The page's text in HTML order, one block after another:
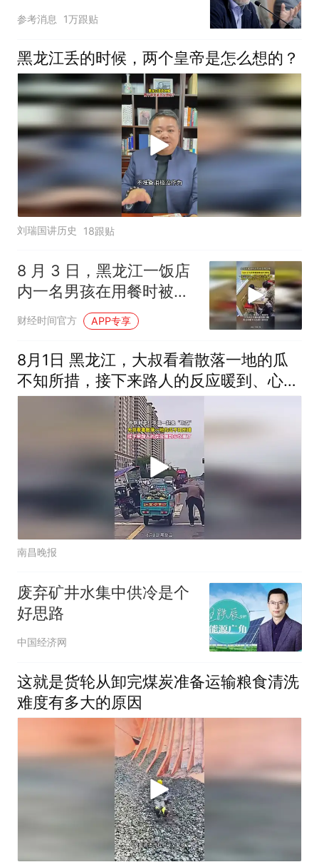
难"
参考消息 1万跟贴
黑龙江丢的时候，两个皇帝是怎么想的？
刘瑞国讲历史 18跟贴
8 月 3 日，黑龙江一饭店
内一名男孩在用餐时被食
物卡喉
财经时间官方 APP专享
8月1日 黑龙江，大叔看着散落一地的瓜
不知所措，接下来路人的反应暖到、心坎
里了！
南昌晚报
废弃矿井水集中供冷是个
好思路
中国经济网
这就是货轮从卸完煤炭准备运输粮食清洗
难度有多大的原因